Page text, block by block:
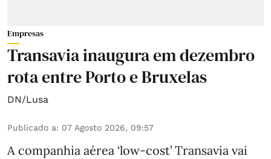
Empresas
Transavia inaugura em dezembro
rota entre Porto e Bruxelas
DN/Lusa
Publicado a: 07 Agosto 2026, 09:57
A companhia aérea ‘low-cost’ Transavia vai